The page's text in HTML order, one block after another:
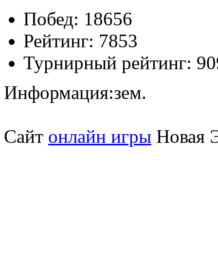
Побед: 18656
Рейтинг: 7853
Турнирный рейтинг:
Информация:зем.
Сайт онлайн игры Новая